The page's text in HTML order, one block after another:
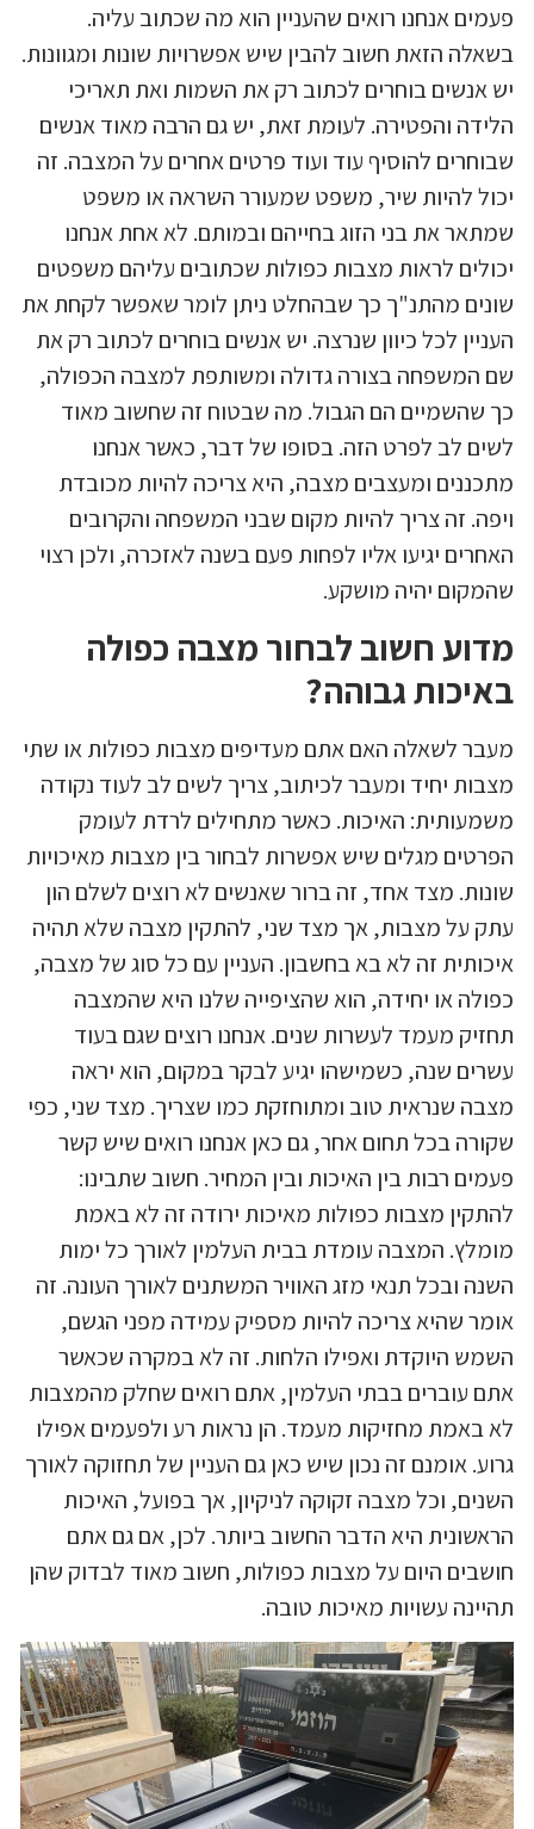
פעמים אנחנו רואים שהעניין הוא מה שכתוב עליה.
בשאלה הזאת חשוב להבין שיש אפשרויות שונות ומגוונות.
יש אנשים בוחרים לכתוב רק את השמות ואת תאריכי
הלידה והפטירה. לעומת זאת, יש גם הרבה מאוד אנשים
שבוחרים להוסיף עוד ועוד פרטים אחרים על המצבה. זה
יכול להיות שיר, משפט שמעורר השראה או משפט
שמתאר את בני הזוג בחייהם ובמותם. לא אחת אנחנו
יכולים לראות מצבות כפולות שכתובים עליהם משפטים
שונים מהתנ"ך כך שבהחלט ניתן לומר שאפשר לקחת את
העניין לכל כיוון שנרצה. יש אנשים בוחרים לכתוב רק את
שם המשפחה בצורה גדולה ומשותפת למצבה הכפולה,
כך שהשמיים הם הגבול. מה שבטוח זה שחשוב מאוד
לשים לב לפרט הזה. בסופו של דבר, כאשר אנחנו
מתכננים ומעצבים מצבה, היא צריכה להיות מכובדת
ויפה. זה צריך להיות מקום שבני המשפחה והקרובים
האחרים יגיעו אליו לפחות פעם בשנה לאזכרה, ולכן רצוי
שהמקום יהיה מושקע.
מדוע חשוב לבחור מצבה כפולה
באיכות גבוהה?
מעבר לשאלה האם אתם מעדיפים מצבות כפולות או שתי
מצבות יחיד ומעבר לכיתוב, צריך לשים לב לעוד נקודה
משמעותית: האיכות. כאשר מתחילים לרדת לעומק
הפרטים מגלים שיש אפשרות לבחור בין מצבות מאיכויות
שונות. מצד אחד, זה ברור שאנשים לא רוצים לשלם הון
עתק על מצבות, אך מצד שני, להתקין מצבה שלא תהיה
איכותית זה לא בא בחשבון. העניין עם כל סוג של מצבה,
כפולה או יחידה, הוא שהציפייה שלנו היא שהמצבה
תחזיק מעמד לעשרות שנים. אנחנו רוצים שגם בעוד
עשרים שנה, כשמישהו יגיע לבקר במקום, הוא יראה
מצבה שנראית טוב ומתוחזקת כמו שצריך. מצד שני, כפי
שקורה בכל תחום אחר, גם כאן אנחנו רואים שיש קשר
פעמים רבות בין האיכות ובין המחיר. חשוב שתבינו:
להתקין מצבות כפולות מאיכות ירודה זה לא באמת
מומלץ. המצבה עומדת בבית העלמין לאורך כל ימות
השנה ובכל תנאי מזג האוויר המשתנים לאורך העונה. זה
אומר שהיא צריכה להיות מספיק עמידה מפני הגשם,
השמש היוקדת ואפילו הלחות. זה לא במקרה שכאשר
אתם עוברים בבתי העלמין, אתם רואים שחלק מהמצבות
לא באמת מחזיקות מעמד. הן נראות רע ולפעמים אפילו
גרוע. אומנם זה נכון שיש כאן גם העניין של תחזוקה לאורך
השנים, וכל מצבה זקוקה לניקיון, אך בפועל, האיכות
הראשונית היא הדבר החשוב ביותר. לכן, אם גם אתם
חושבים היום על מצבות כפולות, חשוב מאוד לבדוק שהן
תהיינה עשויות מאיכות טובה.